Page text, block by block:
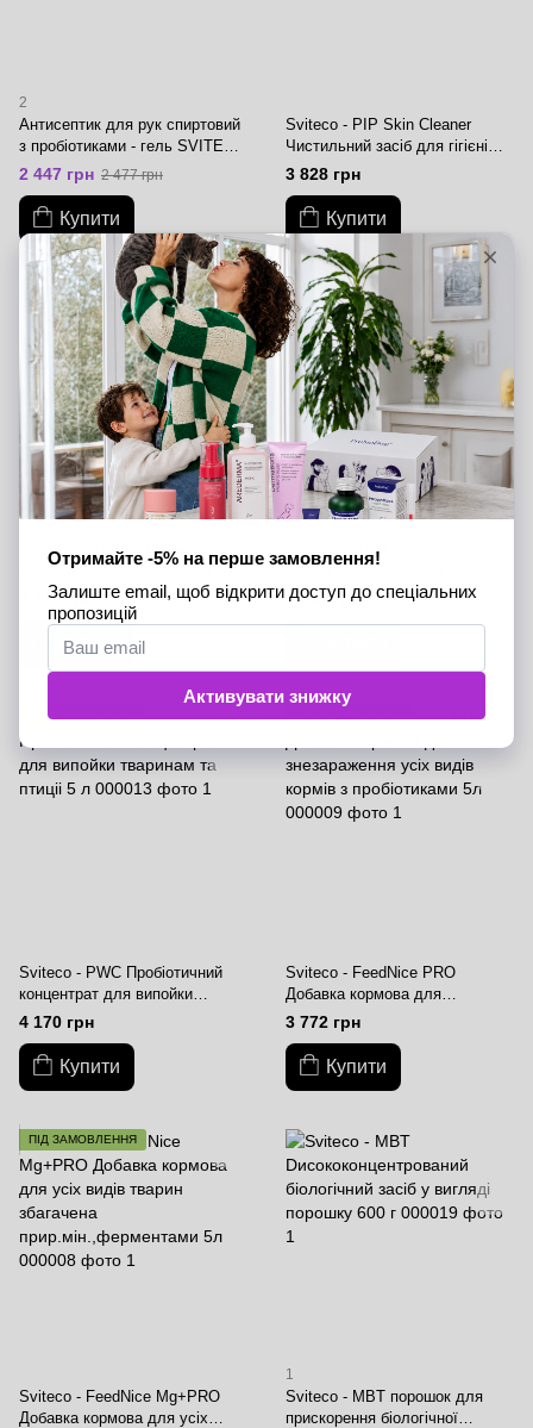
2
Антисептик для рук спиртовий
з пробіотиками - гель SVITECO
PPG, 5 л
2 447 грн 2 477 грн
Купити
Sviteco - PIP Skin Cleaner
Чистильний засіб для гігієні
тварин у вигляді гелю - 5 л
3 828 грн
Купити
Sviteco -СТС Чистильний засіб
для гігієні тварин у вигляді
розчину - 5 л
3 772 грн
Купити
ПІД ЗАМОВЛЕННЯ
Sviteco -АНС Пінний мийно-
дезінфікуючий засіб з
пробіотиками 5 л
4 050 грн
ПІД ЗАМОВЛЕННЯ
Sviteco - PWC Пробіотичний
концентрат для випойки
тваринам та птиці 5 л
4 170 грн
Купити
Sviteco - FeedNice PRO
Добавка кормова для
знезараження усіх видів кормів
з пробіотиками 5л
3 772 грн
Купити
ПІД ЗАМОВЛЕННЯ
Sviteco - FeedNice Mg+PRO
Добавка кормова для усіх
1
Sviteсo - MBT порошок для
прискорення біологічної